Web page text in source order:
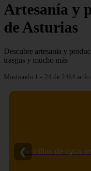
Artesanía y
de Asturias
Descubre artesania y
trasgus y mucho más
Mostrando 1 - 24 de 2464
Semillas de cyca
❮